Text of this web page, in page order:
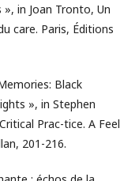
in Joan Tronto, Un
care. Paris, Éditions
Black
», in Stephen
Prac-tice. A Feel
201-216.